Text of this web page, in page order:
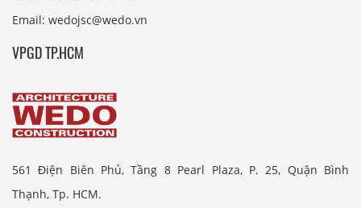
Email: wedojsc@wedo.vn
VPGD TP.HCM
561 Điện Biên Phủ, Tầng 8 Pearl Plaza, P. 25, Quận Bình
Thạnh, Tp. HCM.